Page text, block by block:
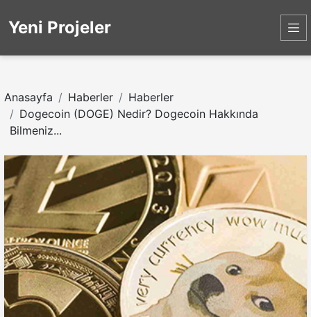
Yeni Projeler
Anasayfa Haberler
Haberler
Dogecoin (DOGE) Nedir? Dogecoin Hakkında
Bilmeniz...